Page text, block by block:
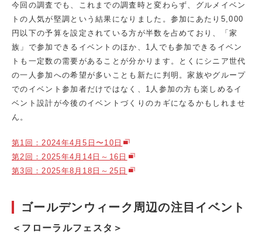
今回の調査でも、これまでの調査時と変わらず、グルメイベン
トの人気が堅調という結果になりました。参加にあたり5,000
円以下の予算を設定されている方が半数を占めており、「家
族」で参加できるイベントのほか、1人でも参加できるイベン
トも一定数の需要があることが分かります。とくにシニア世代
の一人参加への希望が多いことも新たに判明。家族やグループ
でのイベント参加者だけではなく、1人参加の方も楽しめるイ
ベント設計が今後のイベントづくりのカギになるかもしれませ
ん。
第1回：2024年4月5日〜10日
第2回：2025年4月14日～16日
第3回：2025年8月18日～25日
ゴールデンウィーク周辺の注目イベント
＜フローラルフェスタ＞